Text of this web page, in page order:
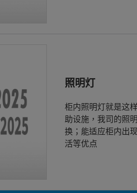
照明灯
柜内照明灯就是这
助设施，我司的照
换；能适应柜内出
活等优点